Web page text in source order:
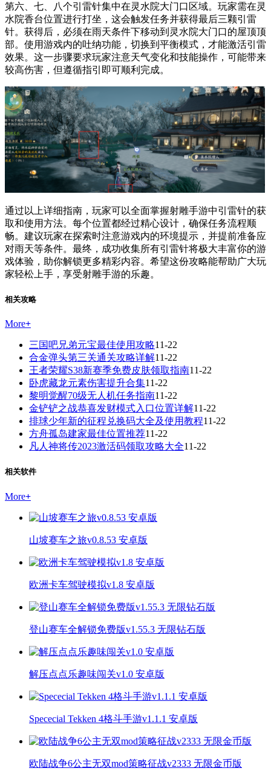
第六、七、八个引雷针集中在灵水院大门口区域。玩家需在灵
水院香台位置进行打坐，这会触发任务并获得最后三颗引雷
针。获得后，必须在雨天条件下移动到灵水院大门口的屋顶顶
部。使用游戏内的吐纳功能，切换到平衡模式，才能激活引雷
效果。这一步骤要求玩家注意天气变化和技能操作，可能带来
较高伤害，但遵循指引即可顺利完成。
通过以上详细指南，玩家可以全面掌握射雕手游中引雷针的获
取和使用方法。每个位置都经过精心设计，确保任务流程顺
畅。建议玩家在探索时注意游戏内的环境提示，并提前准备应
对雨天等条件。最终，成功收集所有引雷针将极大丰富你的游
戏体验，助你解锁更多精彩内容。希望这份攻略能帮助广大玩
家轻松上手，享受射雕手游的乐趣。
相关攻略
More+
三国吧兄弟元宝最佳使用攻略11-22
合金弹头第三关通关攻略详解11-22
王者荣耀S38新赛季免费皮肤领取指南11-22
卧虎藏龙元素伤害提升合集11-22
黎明觉醒70级无人机任务指南11-22
金铲铲之战恭喜发财模式入口位置详解11-22
排球少年新的征程兑换码大全及使用教程11-22
方舟孤岛建家最佳位置推荐11-22
凡人神将传2023激活码领取攻略大全11-22
相关软件
More+
山坡赛车之旅v0.8.53 安卓版
欧洲卡车驾驶模拟v1.8 安卓版
登山赛车全解锁免费版v1.55.3 无限钻石版
解压点点乐趣味闯关v1.0 安卓版
Spececial Tekken 4格斗手游v1.1.1 安卓版
欧陆战争6公主无双mod策略征战v2333 无限金币版